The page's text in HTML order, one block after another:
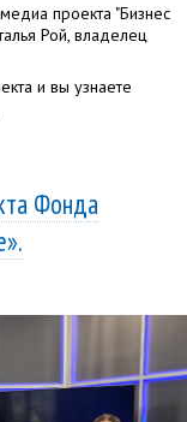
проекта "Бизнес
Рой, владелец
и вы узнаете
Фонда